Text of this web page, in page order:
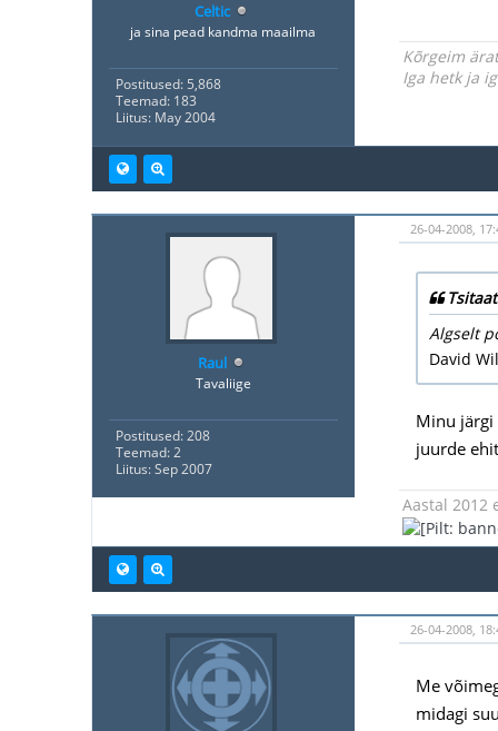
Celtic
ja sina pead kandma maailma
Postitused: 5,868
Teemad: 183
Liitus: May 2004
Kõrgeim
Iga hetk ja
Raul
Tavaliige
Postitused: 208
Teemad: 2
Liitus: Sep 2007
26-04-2008,
Algselt
David
Minu järgi
juurde
Aastal 2012
26-04-2008,
Me
midagi